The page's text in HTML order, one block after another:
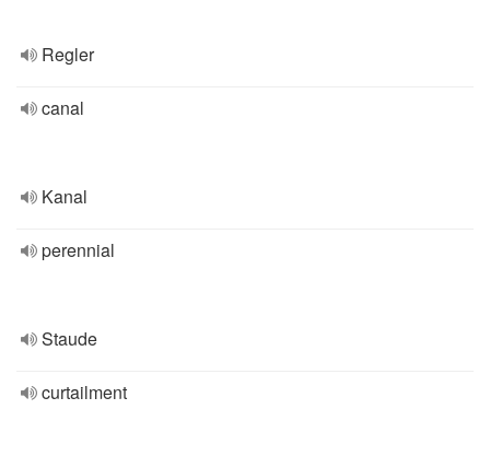
Regler
canal
Kanal
perennial
Staude
curtailment